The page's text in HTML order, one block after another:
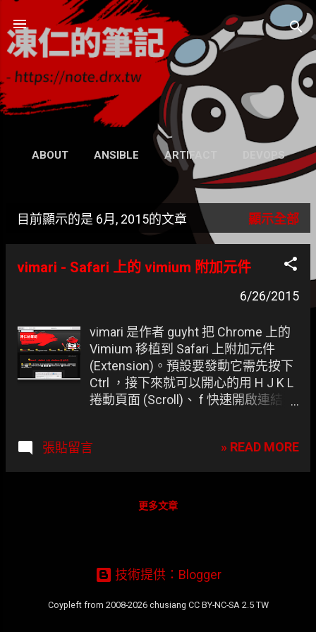
跳到主要內容
凍仁的筆記
- https://note.drx.tw
網頁
ABOUT ANSIBLE ARTIFACT DEVOPS
WIKI 更多…
GRAVATAR
表
目前顯示的是 6月, 2015的文章 顯示全部
vimari - Safari 上的 vimium 附加元件
6/26/2015
vimari 是作者 guyht 把 Chrome 上的
Vimium 移植到 Safari 上附加元件
(Extension)。預設要發動它需先按下
Ctrl ，接下來就可以開心的用 H J K L
捲動頁面 (Scroll)、 f 快速開啟連結 ...
張貼留言
» READ MORE
更多文章
技術提供：Blogger
Coypleft from 2008-2026 chusiang CC BY-NC-SA 2.5 TW